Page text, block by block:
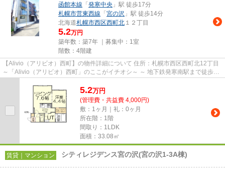
函館本線 「 発寒中央 」駅 徒歩17分
札幌市営東西線 「 宮の沢 」駅 徒歩14分
北海道札幌市西区西町北 １２丁目
5.2万円
築年数：築7年 ｜募集中： 1室
階数：4階建
【Alivio（アリビオ）西町】の物件詳細について 住所：札幌市西区西町北12丁目
～「Alivio（アリビオ）西町」のここがイチオシ～ ～ 地下鉄発寒南駅まで徒歩4
5.2万円
(管理費・共益費 4,000円)
敷：1ヶ月｜礼：0ヶ月
所在階：1階
間取り：1LDK
面積：33.08㎡
賃貸｜マンション シティレジデンス宮の沢(宮の沢1-3A棟)